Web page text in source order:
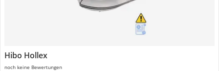
Hibo Hollex
noch keine Bewertungen